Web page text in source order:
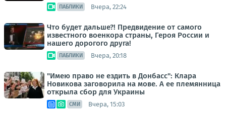
ПАБЛИКИ Вчера, 22:24
Что будет дальше?! Предвидение от самого
известного военкора страны, Героя России и
нашего дорогого друга!
ПАБЛИКИ Вчера, 20:18
"Имею право не ездить в Донбасс": Клара
Новикова заговорила на мове. А ее племянница
открыла сбор для Украины
СМИ Вчера, 15:03